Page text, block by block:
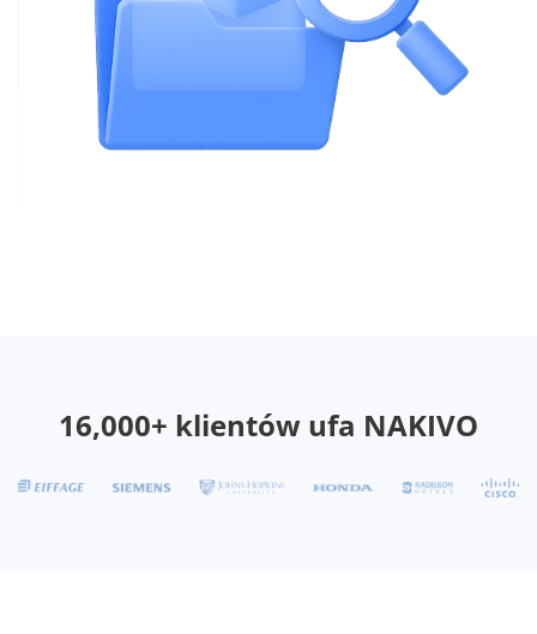
16,000+ klientów ufa NAKIVO